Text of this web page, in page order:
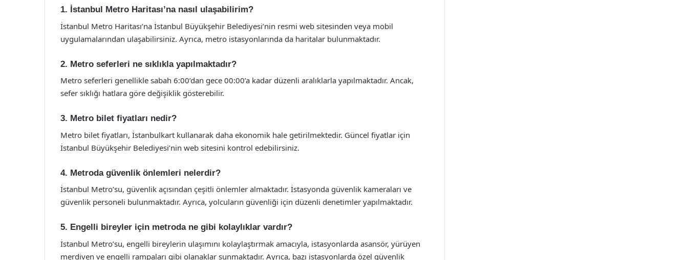
1. İstanbul Metro Haritası’na nasıl ulaşabilirim?
İstanbul Metro Haritası’na İstanbul Büyükşehir Belediyesi’nin resmi web sitesinden veya mobil
uygulamalarından ulaşabilirsiniz. Ayrıca, metro istasyonlarında da haritalar bulunmaktadır.
2. Metro seferleri ne sıklıkla yapılmaktadır?
Metro seferleri genellikle sabah 6:00’dan gece 00:00’a kadar düzenli aralıklarla yapılmaktadır. Ancak,
sefer sıklığı hatlara göre değişiklik gösterebilir.
3. Metro bilet fiyatları nedir?
Metro bilet fiyatları, İstanbulkart kullanarak daha ekonomik hale getirilmektedir. Güncel fiyatlar için
İstanbul Büyükşehir Belediyesi’nin web sitesini kontrol edebilirsiniz.
4. Metroda güvenlik önlemleri nelerdir?
İstanbul Metro’su, güvenlik açısından çeşitli önlemler almaktadır. İstasyonda güvenlik kameraları ve
güvenlik personeli bulunmaktadır. Ayrıca, yolcuların güvenliği için düzenli denetimler yapılmaktadır.
5. Engelli bireyler için metroda ne gibi kolaylıklar vardır?
İstanbul Metro’su, engelli bireylerin ulaşımını kolaylaştırmak amacıyla, istasyonlarda asansör, yürüyen
merdiven ve engelli rampaları gibi olanaklar sunmaktadır. Ayrıca, bazı istasyonlarda özel güvenlik